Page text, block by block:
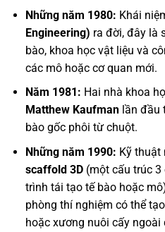
Những năm 1980: Khái
Engineering) ra đời, đây là
bào, khoa học vật liệu và
các mô hoặc cơ quan mới.
Năm 1981: Hai nhà khoa
Matthew Kaufmanlần đầu
bào gốc phôi từ chuột.
Những năm 1990: Kỹ thuật
scaffold 3D(một cấu trúc 3
trình tái tạo tế bào hoặc
phòng thí nghiệm có thể
hoặc xương nuôi cấy ngoài